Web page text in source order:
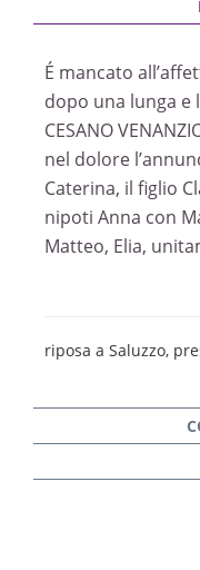
É mancato
dopo una lunga e
CESANO
nel dolore
Caterina, il figlio
nipoti Anna con
Matteo, Elia,
riposa a Saluzzo,